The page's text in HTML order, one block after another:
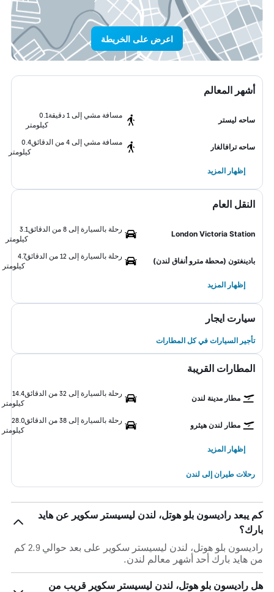
اعرض على الخريطة
أشهر المعالم
ساحه ليستر
مسافة مشي إلى 1 دقيقة
0.1
كيلومتر
ساحه ترافالغار
مسافة مشي إلى 4 من الدقائق
0.4
كيلومتر
إظهار المزيد
النقل العام
London Victoria Station
رحلة بالسيارة إلى 8 من الدقائق
3.1
كيلومتر
بادينغتون (محطة مترو أنفاق لندن)
رحلة بالسيارة إلى 12 من الدقائق
4.7
كيلومتر
إظهار المزيد
سيارت ايجار
تأجير السيارات في كل المطارات
المطارات القريبة
مطار مدينة لندن
رحلة بالسيارة إلى 32 من الدقائق
14.4
كيلومتر
مطار لندن هيثرو
رحلة بالسيارة إلى 38 من الدقائق
28.0
كيلومتر
إظهار المزيد
رحلات طيران إلى لندن
كم يبعد راديسون بلو هوتل، لندن ليسيستر سكوير عن هايد
بارك؟
راديسون بلو هوتل، لندن ليسيستر سكوير على بعد حوالي 2.9 كم
من هايد بارك أحد أشهر معالم لندن.
هل راديسون بلو هوتل، لندن ليسيستر سكوير قريب من